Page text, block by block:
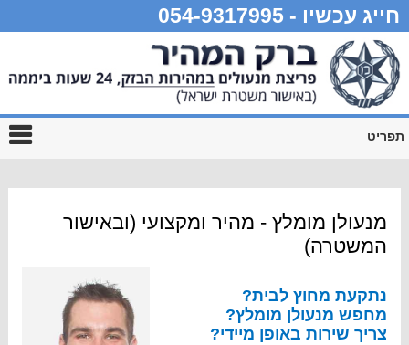
חייג עכשיו - 054-9317995
תפריט
מנעולן מומלץ - מהיר ומקצועי (ובאישור
המשטרה)
נתקעת מחוץ לבית?
מחפש מנעולן מומלץ?
צריך שירות באופן מיידי?